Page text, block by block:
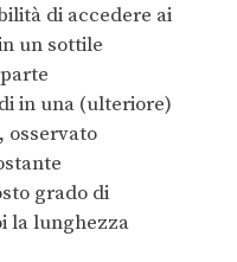
di accedere ai
un sottile
in una (ulteriore)
osservato
grado di
la lunghezza